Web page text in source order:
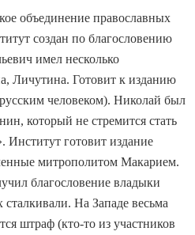
объединение православных
создан по благословению
имел несколько
Личутина. Готовит к изданию
человеком). Николай был
который не стремится стать
Институт готовит издание
митрополитом Макарием.
благословение владыки
На Западе весьма
штраф (кто-то из участников